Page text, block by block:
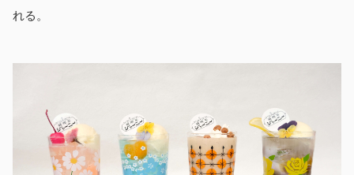
れる。